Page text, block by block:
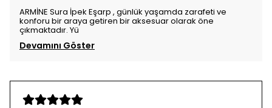
ARMİNE Sura İpek Eşarp , günlük yaşamda zarafeti ve
konforu bir araya getiren bir aksesuar olarak öne
çıkmaktadır. Yü
Devamını Göster